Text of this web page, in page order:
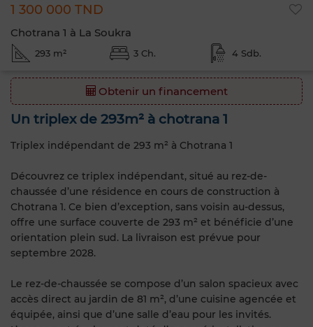
1 300 000 TND
Chotrana 1 à La Soukra
293 m² 3 Ch. 4 Sdb.
Obtenir un financement
Un triplex de 293m² à chotrana 1
Triplex indépendant de 293 m² à Chotrana 1
Découvrez ce triplex indépendant, situé au rez-de-
chaussée d’une résidence en cours de construction à
Chotrana 1. Ce bien d’exception, sans voisin au-dessus,
offre une surface couverte de 293 m² et bénéficie d’une
orientation plein sud. La livraison est prévue pour
septembre 2028.
Le rez-de-chaussée se compose d’un salon spacieux avec
accès direct au jardin de 81 m², d’une cuisine agencée et
équipée, ainsi que d’une salle d’eau pour les invités.